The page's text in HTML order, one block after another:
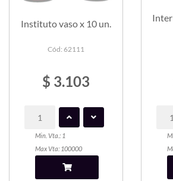
Instituto vaso x 10 un.
Cód: 62111
$ 3.103
Min. Vta.: 1
Max Vta: 100000